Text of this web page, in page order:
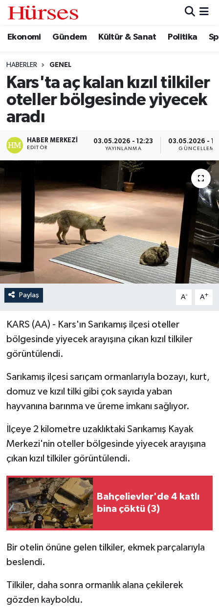
Ekonomi Gündem Kültür & Sanat Politika
HABERLER GENEL
Kars'ta aç kalan kızıl tilkiler
oteller bölgesinde yiyecek
aradı
HABER MERKEZI
EDITÖR
03.05.2026 - 12:23
YAYINLANMA
03.05.2026 -
GÜNCELLEME
Paylaş A- A+
KARS (AA) - Kars'ın Sarıkamış ilçesi oteller
bölgesinde yiyecek arayışına çıkan kızıl tilkiler
görüntülendi.
Sarıkamış ilçesi sarıçam ormanlarıyla bozayı, kurt,
domuz ve kızıl tilki gibi çok sayıda yaban
hayvanına barınma ve üreme imkanı sağlıyor.
İlçeye 2 kilometre uzaklıktaki Sarıkamış Kayak
Merkezi'nin oteller bölgesinde yiyecek arayışına
çıkan kızıl tilkiler görüntülendi.
Bahçelievler'de 4 katlı
bina çöktü (3)
Bir otelin önüne gelen tilkiler, ekmek parçalarıyla
beslendi.
Tilkiler, daha sonra ormanlık alana çekilerek
gözden kayboldu.
Ekonomi
Gündem
Kültür & Sanat
Politika
Spor
Turizm
Hava Durumu
Trafik Durumu
Süper Lig Puan Durumu ve Fikstür
Tüm Manşetler
Son Dakika Haberleri
Haber Arşivi